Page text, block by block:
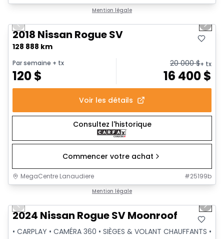
Mention légale
Previous slide Next
2018 Nissan Rogue SV
128 888 km
Par semaine + tx
120$
20 000$+ tx
16 400$
Voir les détails
Consultez l'historique
Commencer votre achat
MegaCentre Lanaudiere #25199b
Mention légale
Vidéo disponible
Previous slide Next
2024 Nissan Rogue SV Moonroof
• CARPLAY • CAMÉRA 360 • SIÈGES & VOLANT CHAUFFANTS •